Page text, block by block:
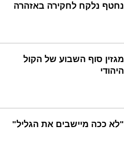
נחטף נלקח לחקירה באזהרה
מגזין סוף השבוע של הקול
היהודי
"לא ככה מיישבים את הגליל"